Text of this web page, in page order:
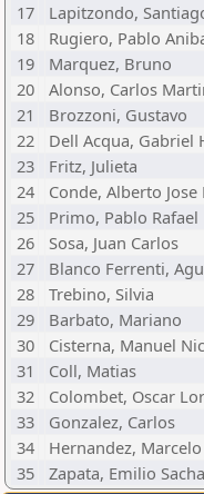
17
Lapitzondo,
18
Rugiero, Pablo
19
Marquez, Bruno
20
Alonso, Carlos
21
Brozzoni, Gustavo
22
Dell Acqua, Gabriel
23
Fritz, Julieta
24
Conde, Alberto Jose
25
Primo, Pablo Rafael
26
Sosa, Juan Carlos
27
Blanco Ferrenti,
28
Trebino, Silvia
29
Barbato, Mariano
30
Cisterna, Manuel
31
Coll, Matias
32
Colombet, Oscar
33
Gonzalez, Carlos
34
Hernandez, Marcelo
35
Zapata, Emilio Sacha